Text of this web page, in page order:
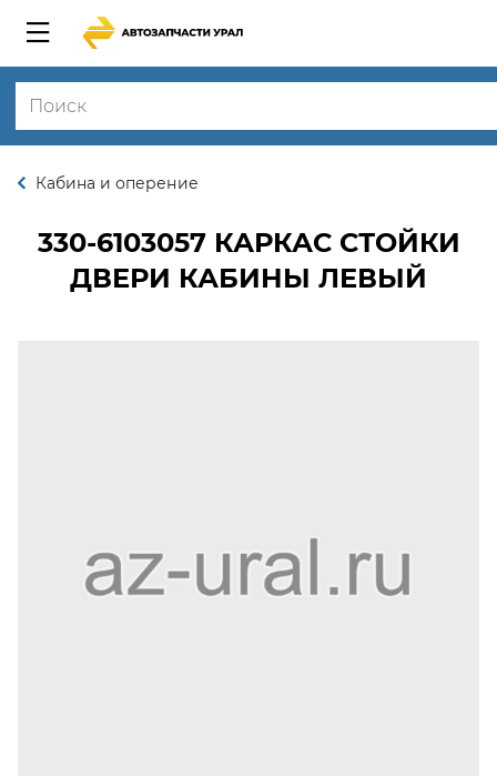
Кабина и оперение
330-6103057КАРКАС СТОЙКИ
ДВЕРИ КАБИНЫ ЛЕВЫЙ